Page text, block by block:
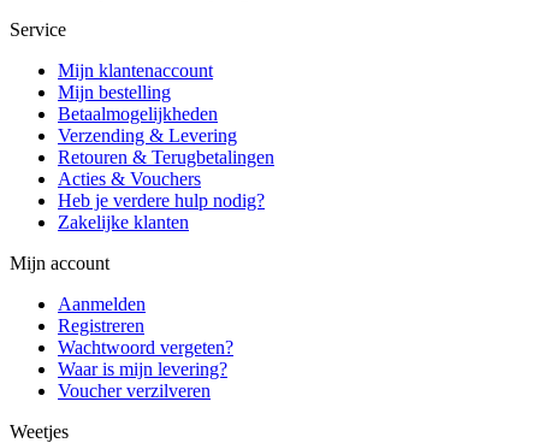
Service
Mijn klantenaccount
Mijn bestelling
Betaalmogelijkheden
Verzending & Levering
Retouren & Terugbetalingen
Acties & Vouchers
Heb je verdere hulp nodig?
Zakelijke klanten
Mijn account
Aanmelden
Registreren
Wachtwoord vergeten?
Waar is mijn levering?
Voucher verzilveren
Weetjes